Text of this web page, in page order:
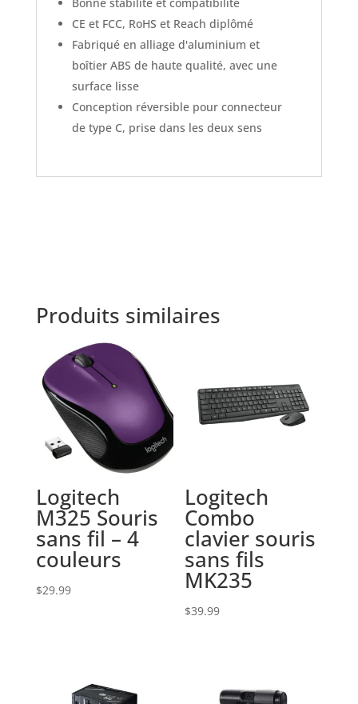
Bonne stabilité et compatibilité
CE et FCC, RoHS et Reach diplômé
Fabriqué en alliage d'aluminium et
boîtier ABS de haute qualité, avec une
surface lisse
Conception réversible pour connecteur
de type C, prise dans les deux sens
Produits similaires
Logitech
M325 Souris
sans fil – 4
couleurs
$29.99
Logitech
Combo
clavier souris
sans fils
MK235
$39.99